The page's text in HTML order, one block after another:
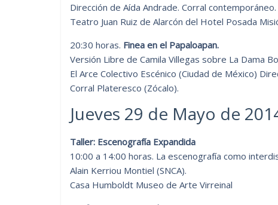
Dirección de Aída Andrade. Corral contemporáneo.
Teatro Juan Ruiz de Alarcón del Hotel Posada
20:30 horas. Finea en el Papaloapan.
Versión Libre de Camila Villegas sobre La Dama
El Arce Colectivo Escénico (Ciudad de México)
Corral Plateresco (Zócalo).
Jueves 29 de Mayo de
Taller: Escenografía Expandida
10:00 a 14:00 horas. La escenografía como
Alain Kerriou Montiel (SNCA).
Casa Humboldt Museo de Arte Virreinal